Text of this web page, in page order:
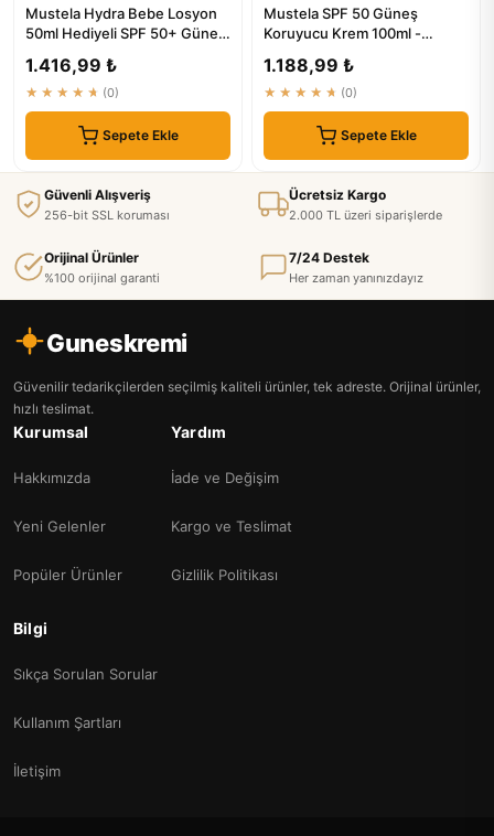
Mustela Hydra Bebe Losyon
50ml Hediyeli SPF 50+ Güneş
1.416,99 ₺
★★★★★ (0)
Sepete Ekle
Mustela SPF 50 Güneş
Koruyucu Krem 100ml -
Dayanıklı, Tüm...
1.188,99 ₺
★★★★★ (0)
Sepete Ekle
Güvenli Alışveriş
256-bit SSL koruması
Ücretsiz Kargo
2.000 TL üzeri siparişlerde
Orijinal Ürünler
%100 orijinal garanti
7/24 Destek
Her zaman yanınızdayız
Guneskremi
Güvenilir tedarikçilerden seçilmiş kaliteli ürünler, tek adreste. Orijinal ürünler,
hızlı teslimat.
Kurumsal
Hakkımızda
Yeni Gelenler
Popüler Ürünler
Yardım
İade ve Değişim
Kargo ve Teslimat
Gizlilik Politikası
Bilgi
Sıkça Sorulan Sorular
Kullanım Şartları
İletişim